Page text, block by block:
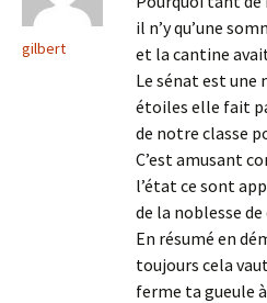
gilbert
il n’y qu’une
et la cantine
Le sénat est
étoiles elle fait
de notre classe
C’est amusant
l’état ce sont
de la noblesse de
En résumé en
toujours cela
ferme ta gueule